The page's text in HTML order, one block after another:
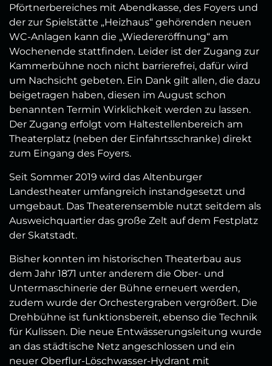
Pförtnerbereiches mit Abendkasse, des Foyers und
der zur Spielstätte „Heizhaus“ gehörenden neuen
WC-Anlagen kann die „Wiedereröffnung“ am
Wochenende stattfinden. Leider ist der Zugang zur
Kammerbühne noch nicht barrierefrei, dafür wird
um Nachsicht gebeten. Ein Dank gilt allen, die dazu
beigetragen haben, diesen im August schon
benannten Termin Wirklichkeit werden zu lassen.
Der Zugang erfolgt vom Haltestellenbereich am
Theaterplatz (neben der Einfahrtsschranke) direkt
zum Eingang des Foyers.
Seit Sommer 2019 wird das Altenburger
Landestheater umfangreich instandgesetzt und
umgebaut. Das Theaterensemble nutzt seitdem als
Ausweichquartier das große Zelt auf dem Festplatz
der Skatstadt.
Bisher konnten im historischen Theaterbau aus
dem Jahr 1871 unter anderem die Ober- und
Untermaschinerie der Bühne erneuert werden,
zudem wurde der Orchestergraben vergrößert. Die
Drehbühne ist funktionsbereit, ebenso die Technik
für Kulissen. Die neue Entwässerungsleitung wurde
an das städtische Netz angeschlossen und ein
neuer Oberflur-Löschwasser-Hydrant mit